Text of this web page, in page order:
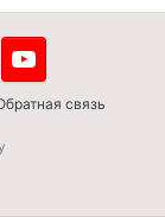
связь
Youtube